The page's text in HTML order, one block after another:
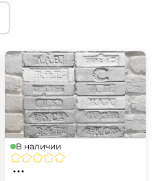
В наличии